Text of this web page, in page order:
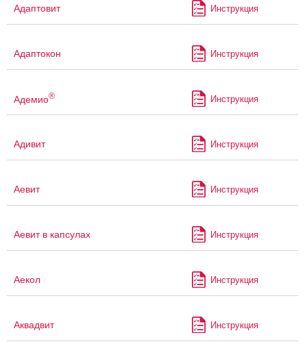
Адаптовит Инструкция
Адаптокон Инструкция
Адемио® Инструкция
Адивит Инструкция
Аевит Инструкция
Аевит в капсулах Инструкция
Аекол Инструкция
Аквадвит Инструкция